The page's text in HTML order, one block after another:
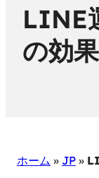
LINE
の効果
ホーム » JP »